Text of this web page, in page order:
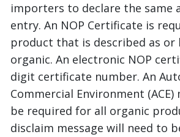
importers to declare the same
entry. An NOP Certificate is
product that is described as or
organic. An electronic NOP
digit certificate number. An
Commercial Environment (ACE)
be required for all organic
disclaim message will need to